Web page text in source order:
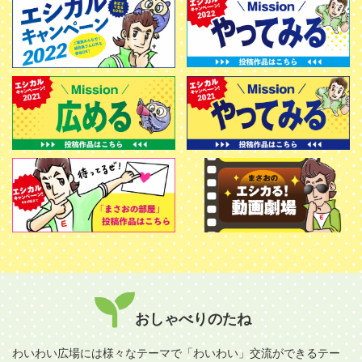
おしゃべりのたね
わいわい広場には様々なテーマで「わいわい」交流ができるテー